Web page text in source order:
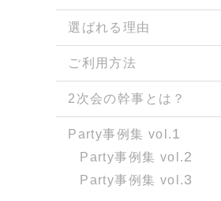
選ばれる理由
ご利用方法
2次会の幹事とは？
Party事例集 vol.1
Party事例集 vol.2
Party事例集 vol.3